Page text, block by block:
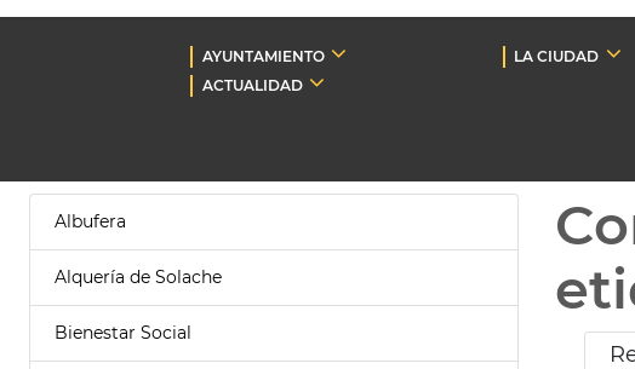
AYUNTAMIENTO LA CIUDAD
ACTUALIDAD
Albufera
Alquería de Solache
Bienestar Social